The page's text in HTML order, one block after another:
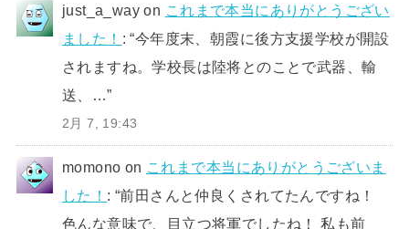
just_a_way on これまで本当にありがとうござい
ました！ : “今年度末、朝霞に後方支援学校が開設
されますね。学校長は陸将とのことで武器、輸
送、…”
2月 7, 19:43
momono on これまで本当にありがとうございま
した！ : “前田さんと仲良くされてたんですね！
色んな意味で、目立つ将軍でしたね！ 私も前